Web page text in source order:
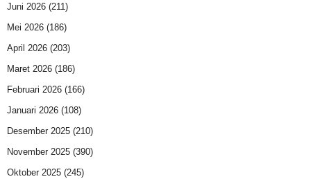
Juni 2026 (211)
Mei 2026 (186)
April 2026 (203)
Maret 2026 (186)
Februari 2026 (166)
Januari 2026 (108)
Desember 2025 (210)
November 2025 (390)
Oktober 2025 (245)